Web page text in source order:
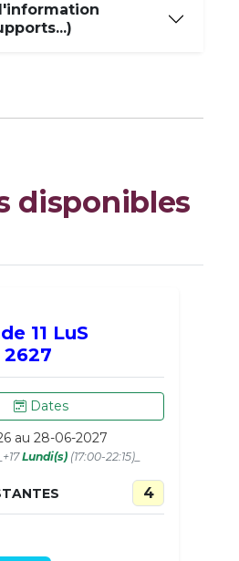
disponibles
11 LuS
Dates
au 28-06-2027
Lundi(s) (17:00-22:15)_
4